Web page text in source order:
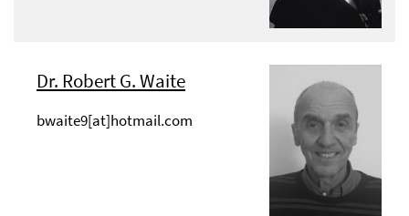
Dr. Robert G. Waite
bwaite9[at]hotmail.com